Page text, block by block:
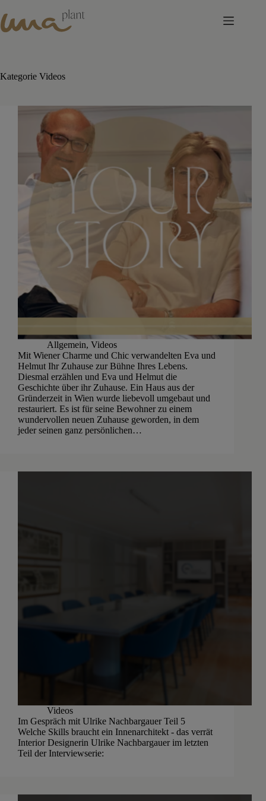
to
content
Kategorie Videos
Allgemein, Videos
Mit Wiener Charme und Chic verwandelten Eva und
Helmut Ihr Zuhause zur Bühne Ihres Lebens.
Diesmal erzählen und Eva und Helmut die
Geschichte über ihr Zuhause. Ein Haus aus der
Gründerzeit in Wien wurde liebevoll umgebaut und
restauriert. Es ist für seine Bewohner zu einem
wundervollen neuen Zuhause geworden, in dem
jeder seinen ganz persönlichen…
Videos
Im Gespräch mit Ulrike Nachbargauer Teil 5
Welche Skills braucht ein Innenarchitekt - das verrät
Interior Designerin Ulrike Nachbargauer im letzten
Teil der Interviewserie: